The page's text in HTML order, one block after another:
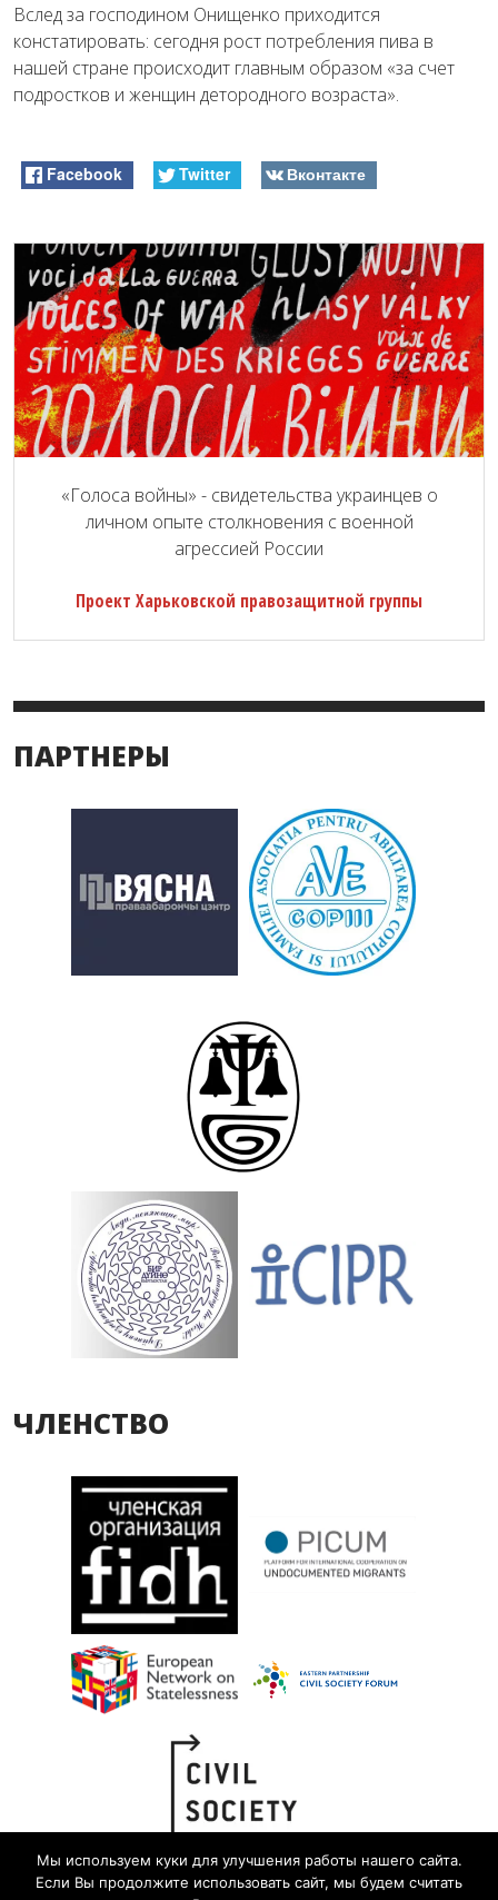
Вслед за господином Онищенко приходится
констатировать: сегодня рост потребления пива в
нашей стране происходит главным образом «за счет
подростков и женщин детородного возраста».
Facebook Twitter Вконтакте
«Голоса войны» - свидетельства украинцев о
личном опыте столкновения с военной
агрессией России
Проект Харьковской правозащитной группы
ПАРТНЕРЫ
ЧЛЕНСТВО
Мы используем куки для улучшения работы нашего сайта.
Если Вы продолжите использовать сайт, мы будем считать